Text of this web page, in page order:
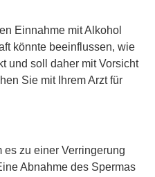
Einnahme mit Alkohol
könnte beeinflussen, wie
und soll daher mit Vorsicht
Sie mit Ihrem Arzt für
zu einer Verringerung
Abnahme des Spermas